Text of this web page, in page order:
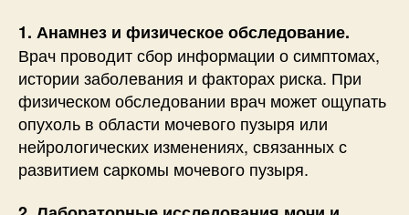
1. Анамнез и физическое обследование.
Врач проводит сбор информации о симптомах,
истории заболевания и факторах риска. При
физическом обследовании врач может ощупать
опухоль в области мочевого пузыря или
нейрологических изменениях, связанных с
развитием саркомы мочевого пузыря.